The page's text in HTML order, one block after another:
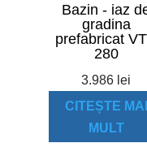
Bazin - iaz
gradina
prefabricat
280
3.986 lei
CITEȘTE MAI
MULT